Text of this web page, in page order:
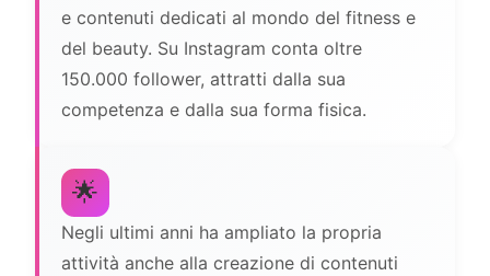
e contenuti dedicati al mondo del fitness e
del beauty. Su Instagram conta oltre
150.000 follower, attratti dalla sua
competenza e dalla sua forma fisica.
🌟
Negli ultimi anni ha ampliato la propria
attività anche alla creazione di contenuti